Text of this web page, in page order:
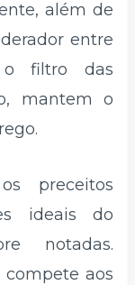
além de
entre
filtro das
mantem o
preceitos
ideais do
notadas.
aos